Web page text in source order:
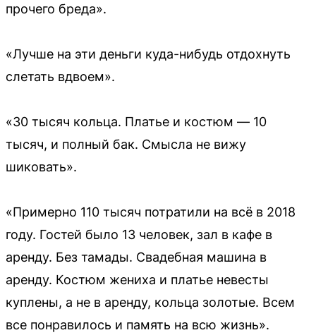
прочего бреда».
«Лучше на эти деньги куда-нибудь отдохнуть
слетать вдвоем».
«30 тысяч кольца. Платье и костюм — 10
тысяч, и полный бак. Смысла не вижу
шиковать».
«Примерно 110 тысяч потратили на всё в 2018
году. Гостей было 13 человек, зал в кафе в
аренду. Без тамады. Свадебная машина в
аренду. Костюм жениха и платье невесты
куплены, а не в аренду, кольца золотые. Всем
все понравилось и память на всю жизнь».